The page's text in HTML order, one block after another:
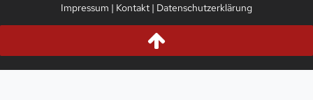
Impressum | Kontakt | Datenschutzerklärung